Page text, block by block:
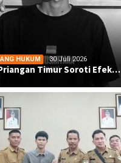
HUKUM 30 Juli 2026
Timur Soroti Efek…